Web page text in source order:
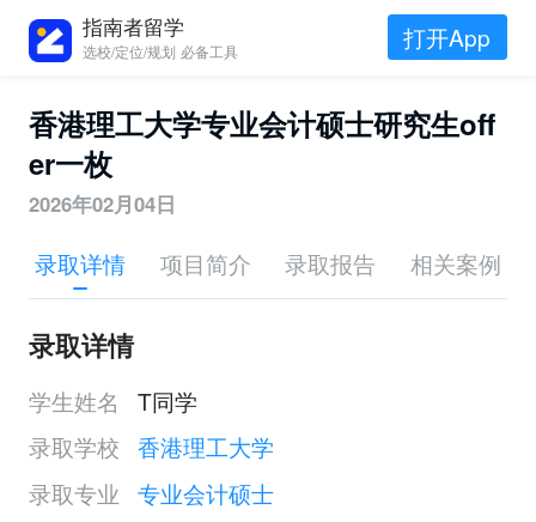
指南者留学
选校/定位/规划 必备工具 打开App
香港理工大学专业会计硕士研究生off
er一枚
2026年02月04日
录取详情 项目简介 录取报告 相关案例
录取详情
学生姓名
T同学
录取学校 香港理工大学
录取专业 专业会计硕士